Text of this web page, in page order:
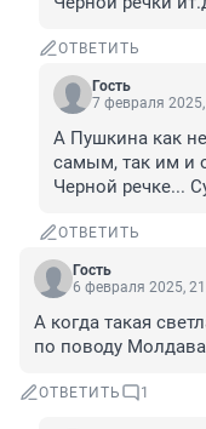
ОТВЕТИТЬ
Гость
7 февраля
А Пушкина как
самым, так им и
Черной речке...
ОТВЕТИТЬ
Гость
6 февраля 2025,
А когда такая
по поводу
ОТВЕТИТЬ 1